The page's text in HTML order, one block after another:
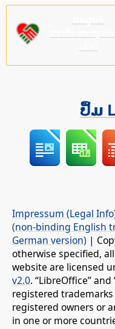
ປຶ້ມ
Impressum (Legal
(non-binding English
German version) |
otherwise specified,
website are licensed
v2.0. “LibreOffice”
registered
registered owners or
in one or more